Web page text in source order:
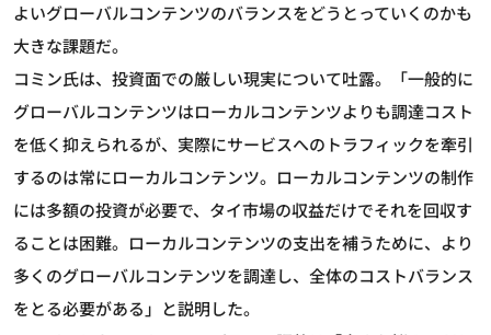
よいグローバルコンテンツのバランスをどうとっていくのかも
大きな課題だ。
コミン氏は、投資面での厳しい現実について吐露。「一般的に
グローバルコンテンツはローカルコンテンツよりも調達コスト
を低く抑えられるが、実際にサービスへのトラフィックを牽引
するのは常にローカルコンテンツ。ローカルコンテンツの制作
には多額の投資が必要で、タイ市場の収益だけでそれを回収す
ることは困難。ローカルコンテンツの支出を補うために、より
多くのグローバルコンテンツを調達し、全体のコストバランス
をとる必要がある」と説明した。